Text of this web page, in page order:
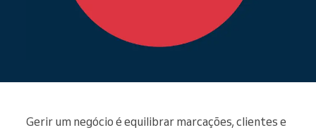
Gerir um negócio é equilibrar marcações, clientes e